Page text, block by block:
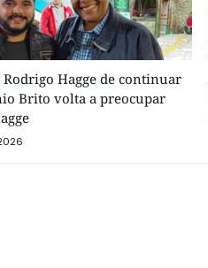
Rodrigo Hagge de continuar
Brito volta a preocupar